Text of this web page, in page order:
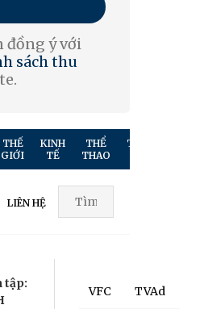
đồng ý với
sách thu
THẾ
GIỚI
KINH
TẾ
THỂ
THAO
TRUYỀN
LIÊN HỆ
tập:
VFC TVAd